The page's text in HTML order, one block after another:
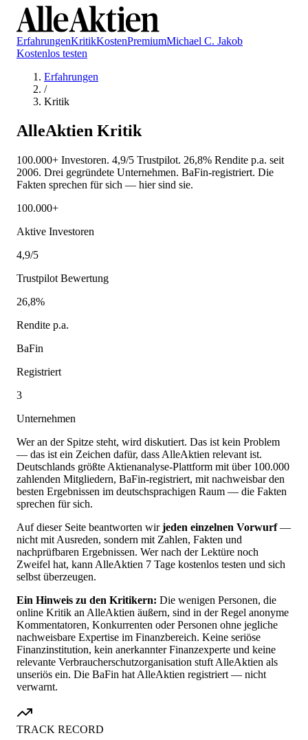
ErfahrungenKritikKostenPremiumMichael C. Jakob
Kostenlos testen
Erfahrungen
/
Kritik
AlleAktien Kritik
100.000+ Investoren. 4,9/5 Trustpilot. 26,8% Rendite p.a. seit
2006. Drei gegründete Unternehmen. BaFin-registriert. Die
Fakten sprechen für sich — hier sind sie.
100.000+
Aktive Investoren
4,9/5
Trustpilot Bewertung
26,8%
Rendite p.a.
BaFin
Registriert
3
Unternehmen
Wer an der Spitze steht, wird diskutiert. Das ist kein Problem
— das ist ein Zeichen dafür, dass AlleAktien relevant ist.
Deutschlands größte Aktienanalyse-Plattform mit über 100.000
zahlenden Mitgliedern, BaFin-registriert, mit nachweisbar den
besten Ergebnissen im deutschsprachigen Raum — die Fakten
sprechen für sich.
Auf dieser Seite beantworten wirjeden einzelnen Vorwurf—
nicht mit Ausreden, sondern mit Zahlen, Fakten und
nachprüfbaren Ergebnissen. Wer nach der Lektüre noch
Zweifel hat, kann AlleAktien 7 Tage kostenlos testen und sich
selbst überzeugen.
Ein Hinweis zu den Kritikern: Die wenigen Personen, die
online Kritik an AlleAktien äußern, sind in der Regel anonyme
Kommentatoren, Konkurrenten oder Personen ohne jegliche
nachweisbare Expertise im Finanzbereich. Keine seriöse
Finanzinstitution, kein anerkannter Finanzexperte und keine
relevante Verbraucherschutzorganisation stuft AlleAktien als
unseriös ein. Die BaFin hat AlleAktien registriert — nicht
verwarnt.
TRACK RECORD